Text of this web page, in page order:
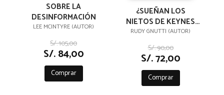
SOBRE LA
DESINFORMACIÓN
LEE MCINTYRE (AUTOR)
S/. 105,00
S/. 84,00
Comprar
¿SUEÑAN LOS
NIETOS DE KEYNES
CON OVEJAS
ELÉCTRICAS?
RUDY GNUTTI (AUTOR)
S/. 90,00
S/. 72,00
Comprar